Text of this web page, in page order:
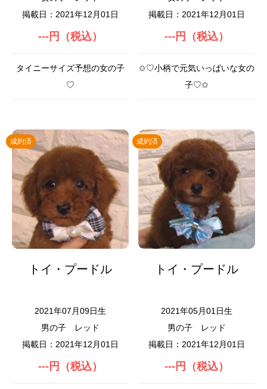
掲載日：2021年12月01日
---円（税込）
タイニーサイズ予想の女の子
♡
掲載日：2021年12月01日
---円（税込）
✩♡小柄で元気いっぱいな女の
子♡✩
成約済
トイ・プードル
2021年07月09日生
男の子
レッド
掲載日：2021年12月01日
---円（税込）
成約済
トイ・プードル
2021年05月01日生
男の子
レッド
掲載日：2021年12月01日
---円（税込）